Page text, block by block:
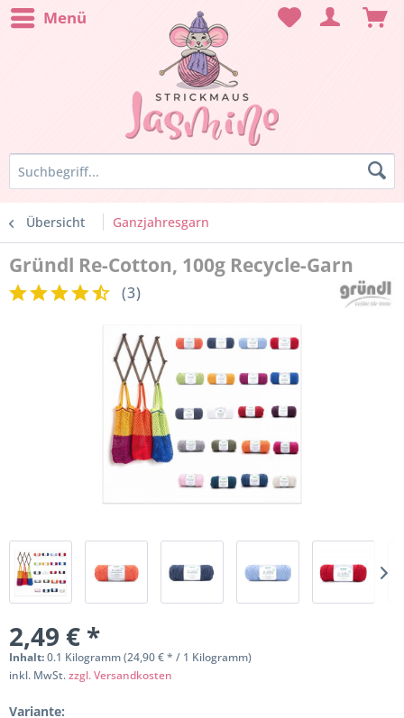
Menü
Übersicht Ganzjahresgarn
Gründl Re-Cotton, 100g Recycle-Garn
(3)
2,49 € *
Inhalt:0.1 Kilogramm (24,90 € * / 1 Kilogramm)
inkl. MwSt.zzgl. Versandkosten
Variante: